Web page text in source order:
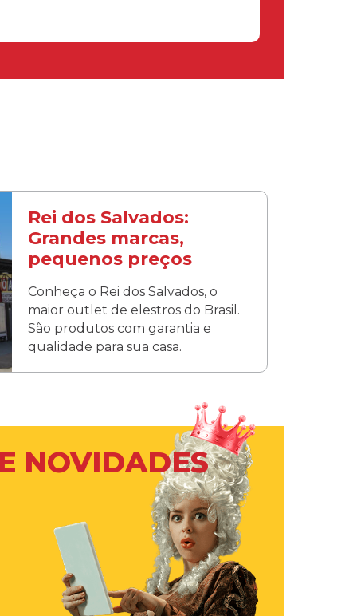
Rei dos Salvados:
Grandes marcas,
pequenos preços
Conheça o Rei dos Salvados, o
maior outlet de elestros do Brasil.
São produtos com garantia e
qualidade para sua casa.
NOVIDADES